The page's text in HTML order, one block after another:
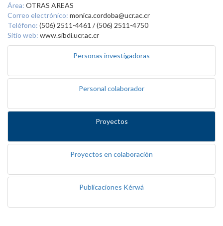
Área: OTRAS AREAS
Correo electrónico: monica.cordoba@ucr.ac.cr
Teléfono: (506) 2511-4461 / (506) 2511-4750
Sitio web: www.sibdi.ucr.ac.cr
Personas investigadoras
Personal colaborador
Proyectos
Proyectos en colaboración
Publicaciones Kérwá